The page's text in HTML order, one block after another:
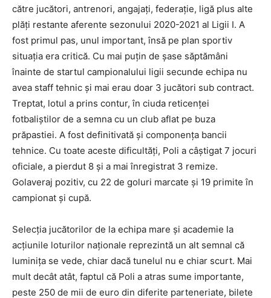
către jucători, antrenori, angajați, federație, ligă plus alte
plăți restante aferente sezonului 2020-2021 al Ligii I. A
fost primul pas, unul important, însă pe plan sportiv
situația era critică. Cu mai puțin de șase săptămâni
înainte de startul campionalului ligii secunde echipa nu
avea staff tehnic și mai erau doar 3 jucători sub contract.
Treptat, lotul a prins contur, în ciuda reticenței
fotbaliștilor de a semna cu un club aflat pe buza
prăpastiei. A fost definitivată și componența bancii
tehnice. Cu toate aceste dificultăți, Poli a câștigat 7 jocuri
oficiale, a pierdut 8 și a mai înregistrat 3 remize.
Golaveraj pozitiv, cu 22 de goluri marcate și 19 primite în
campionat și cupă.
Selecția jucătorilor de la echipa mare și academie la
acțiunile loturilor naționale reprezintă un alt semnal că
luminița se vede, chiar dacă tunelul nu e chiar scurt. Mai
mult decât atât, faptul că Poli a atras sume importante,
peste 250 de mii de euro din diferite parteneriate, bilete